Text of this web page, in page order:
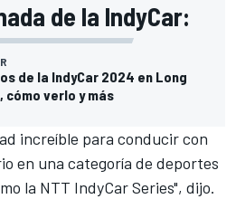
de la IndyCar:
de la IndyCar 2024 en Long
cómo verlo y más
increíble para conducir con
en una categoría de deportes
la NTT IndyCar Series", dijo.